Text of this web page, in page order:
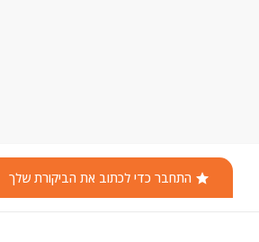
התחבר כדי לכתוב את הביקורת שלך